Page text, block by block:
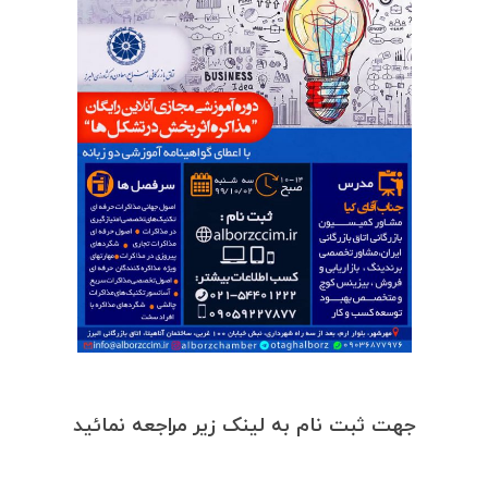
جهت ثبت نام به لینک زیر مراجعه نمائید